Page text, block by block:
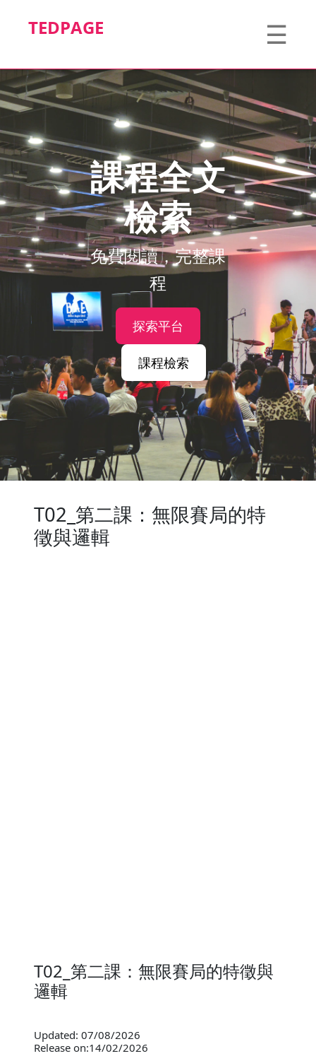
TEDPAGE ☰
課程全文
檢索
免費閱讀，完整課
程
探索平台
課程檢索
T02_第二課：無限賽局的特
徵與邏輯
T02_第二課：無限賽局的特徵與
邏輯
Updated: 07/08/2026
Release on:14/02/2026